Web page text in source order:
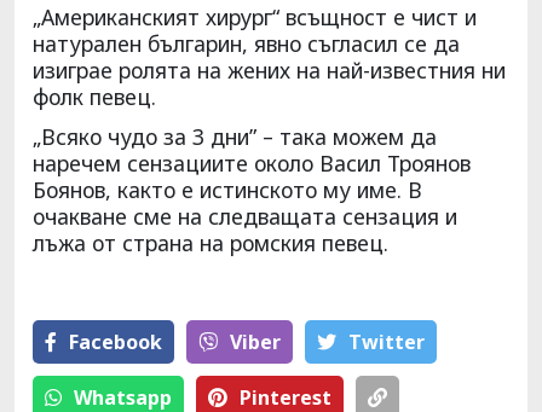
„Американският хирург“ всъщност е чист и
натурален българин, явно съгласил се да
изиграе ролята на жених на най-известния ни
фолк певец.
„Всяко чудо за 3 дни” – така можем да
наречем сензациите около Васил Троянов
Боянов, както е истинското му име. В
очакване сме на следващата сензация и
лъжа от страна на ромския певец.
Facebook Viber Тwitter
Whatsapp Pinterest